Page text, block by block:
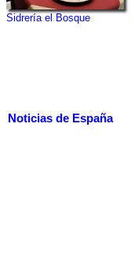
Sidrería el Bosque
Noticias de España